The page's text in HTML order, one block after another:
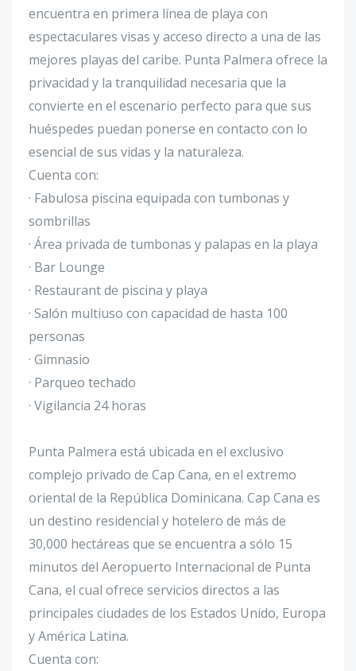
encuentra en primera línea de playa con
espectaculares visas y acceso directo a una de las
mejores playas del caribe. Punta Palmera ofrece la
privacidad y la tranquilidad necesaria que la
convierte en el escenario perfecto para que sus
huéspedes puedan ponerse en contacto con lo
esencial de sus vidas y la naturaleza.
Cuenta con:
· Fabulosa piscina equipada con tumbonas y
sombrillas
· Área privada de tumbonas y palapas en la playa
· Bar Lounge
· Restaurant de piscina y playa
· Salón multiuso con capacidad de hasta 100
personas
· Gimnasio
· Parqueo techado
· Vigilancia 24 horas
Punta Palmera está ubicada en el exclusivo
complejo privado de Cap Cana, en el extremo
oriental de la República Dominicana. Cap Cana es
un destino residencial y hotelero de más de
30,000 hectáreas que se encuentra a sólo 15
minutos del Aeropuerto Internacional de Punta
Cana, el cual ofrece servicios directos a las
principales ciudades de los Estados Unido, Europa
y América Latina.
Cuenta con: